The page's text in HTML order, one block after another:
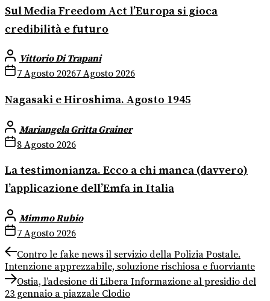
Sul Media Freedom Act l’Europa si gioca
credibilità e futuro
Vittorio Di Trapani
7 Agosto 20267 Agosto 2026
Nagasaki e Hiroshima. Agosto 1945
Mariangela Gritta Grainer
8 Agosto 2026
La testimonianza. Ecco a chi manca (davvero)
l’applicazione dell’Emfa in Italia
Mimmo Rubio
7 Agosto 2026
Navigazione
articoli
Previous
post:
Contro le fake news il servizio della Polizia Postale.
Intenzione apprezzabile, soluzione rischiosa e fuorviante
Next
post:
Ostia, l’adesione di Libera Informazione al presidio del
23 gennaio a piazzale Clodio